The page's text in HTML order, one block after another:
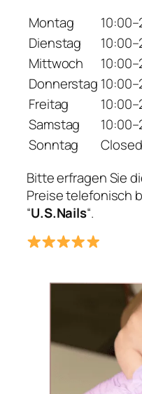
Montag
Dienstag
Mittwoch
Donnerstag
Freitag
Samstag
Sonntag
Closed
Bitte erfragen Sie
Preise telefonisch
“U.S.Nails“.